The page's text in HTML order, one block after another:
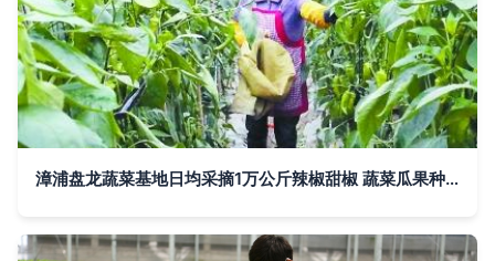
漳浦盘龙蔬菜基地日均采摘1万公斤辣椒甜椒 蔬菜瓜果种植及采摘服务日益红火